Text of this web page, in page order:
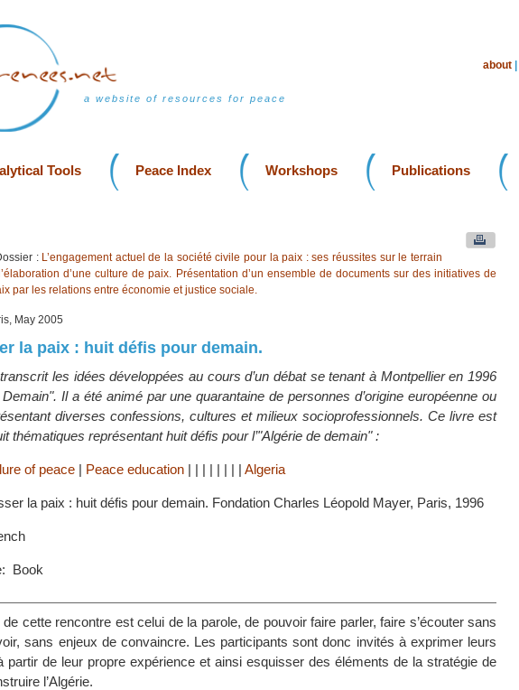
a website of resources for peace
about
Tools Peace Index Workshops Publications
: L’engagement actuel de la société civile pour la paix : ses réussites sur le terrain
d’une culture de paix. Présentation d’un ensemble de documents sur des initiatives de
par les relations entre économie et justice sociale.
May 2005
la paix : huit défis pour demain.
les idées développées au cours d’un débat se tenant à Montpellier en 1996
Il a été animé par une quarantaine de personnes d’origine européenne ou
diverses confessions, cultures et milieux socioprofessionnels. Ce livre est
thématiques représentant huit défis pour l’"Algérie de demain" :
of peace | Peace education | | | | | | | | Algeria
la paix : huit défis pour demain. Fondation Charles Léopold Mayer, Paris, 1996
Book
cette rencontre est celui de la parole, de pouvoir faire parler, faire s’écouter sans
sans enjeux de convaincre. Les participants sont donc invités à exprimer leurs
partir de leur propre expérience et ainsi esquisser des éléments de la stratégie de
l’Algérie.